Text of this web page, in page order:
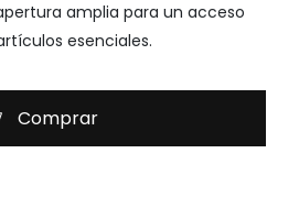
amplia para un acceso
esenciales.
Comprar